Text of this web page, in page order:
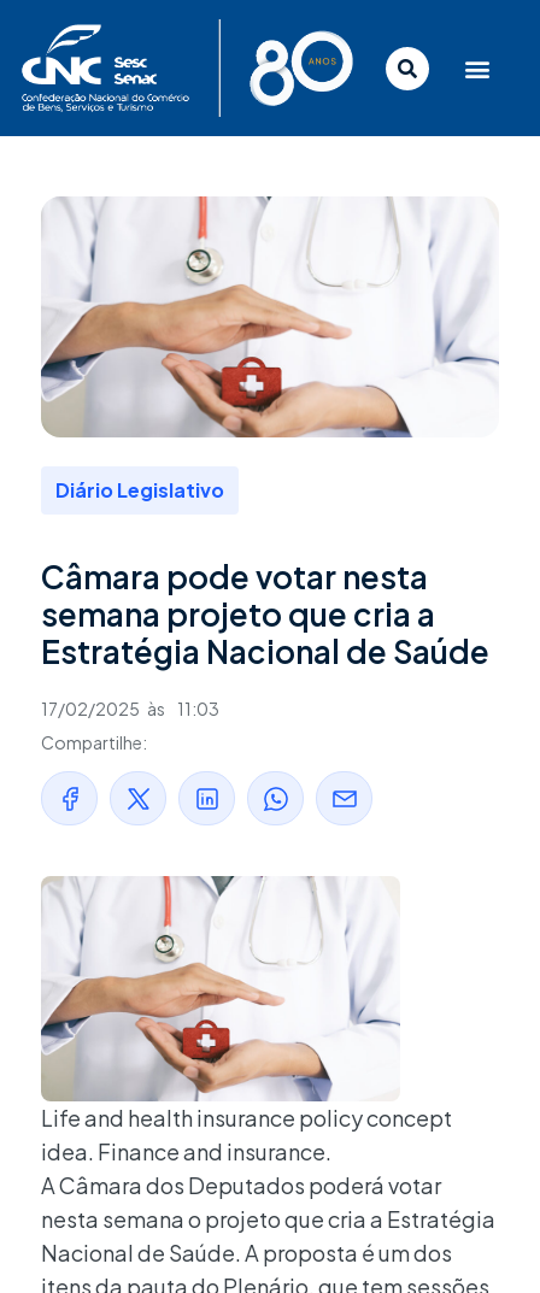
conteúdo
Diário Legislativo
Câmara pode votar nesta
semana projeto que cria a
Estratégia Nacional de Saúde
17/02/2025 às
11:03
Compartilhe:
Life and health insurance policy concept
idea. Finance and insurance.
A Câmara dos Deputados poderá votar
nesta semana o projeto que cria a Estratégia
Nacional de Saúde. A proposta é um dos
itens da pauta do Plenário, que tem sessões